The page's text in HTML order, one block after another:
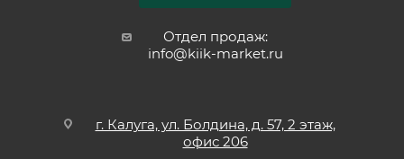
Отдел продаж:
info@kiik-market.ru
г. Калуга, ул. Болдина, д. 57, 2 этаж,
офис 206